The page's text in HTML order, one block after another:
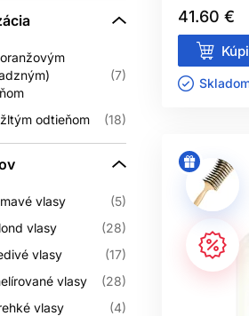
JE
Áno, šampón na blond vlasy je
melír časom žltne, môžete občas
POMÔŽE
Šampóny s fialovými pigmentmi
zosvetlenie vlasov.
JE
Áno, môže byť vhodný aj na
svetlých vlasoch však nemusí byť
7
odtieňom 18
vlasy
5
vlasy
28
vlasy
17
vlasy
28
vlasy
4
41.60 €
Skladom